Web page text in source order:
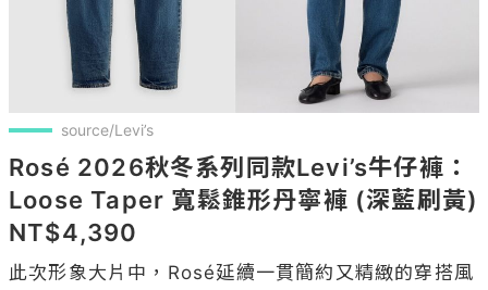
source/Levi’s
Rosé 2026秋冬系列同款Levi’s牛仔褲：
Loose Taper 寬鬆錐形丹寧褲 (深藍刷黃)
NT$4,390
此次形象大片中，Rosé延續一貫簡約又精緻的穿搭風